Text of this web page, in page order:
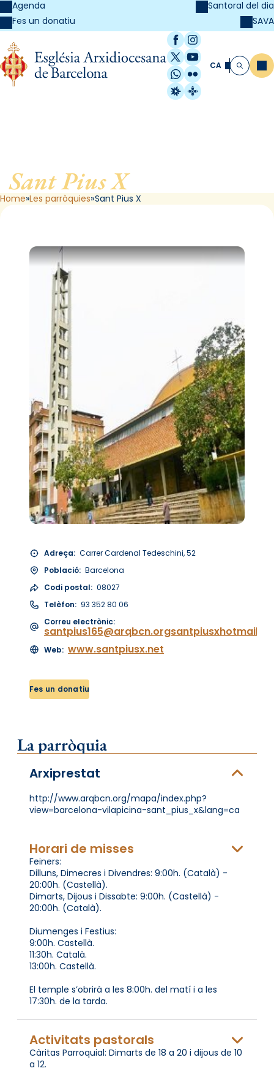
Agenda
Fes un donatiu
Santoral del dia
SAVA
Facebook
Instagram
X / Twitter
YouTube
WhatsApp
Flickr
Radio Estel
Catalunya
CA Cerca
Sant Pius X, de Barcelona
Home Les parròquies Sant Pius X
Adreça: Carrer Cardenal Tedeschini, 52
Població: Barcelona
Codi postal: 08027
Telèfon: 93 352 80 06
Correu electrònic:
santpius165@arqbcn.orgsantpiusxhotmail.es
Web: www.santpiusx.net
Fes un donatiu
La parròquia
Arxiprestat
http://www.arqbcn.org/mapa/index.php?
view=barcelona-vilapicina-sant_pius_x&lang=ca
Horari de misses
Feiners:
Dilluns, Dimecres i Divendres: 9:00h. (Català) -
20:00h. (Castellà).
Dimarts, Dijous i Dissabte: 9:00h. (Castellà) -
20:00h. (Català).
Diumenges i Festius:
9:00h. Castellà.
11:30h. Català.
13:00h. Castellà.
El temple s’obrirà a les 8:00h. del matí i a les
17:30h. de la tarda.
Activitats pastorals
Càritas Parroquial: Dimarts de 18 a 20 i dijous de 10
a 12.